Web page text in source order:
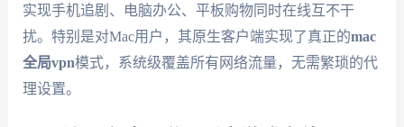
实现手机追剧、电脑办公、平板购物同时在线互不干
扰。特别是对Mac用户，其原生客户端实现了真正的mac
全局vpn模式，系统级覆盖所有网络流量，无需繁琐的代
理设置。